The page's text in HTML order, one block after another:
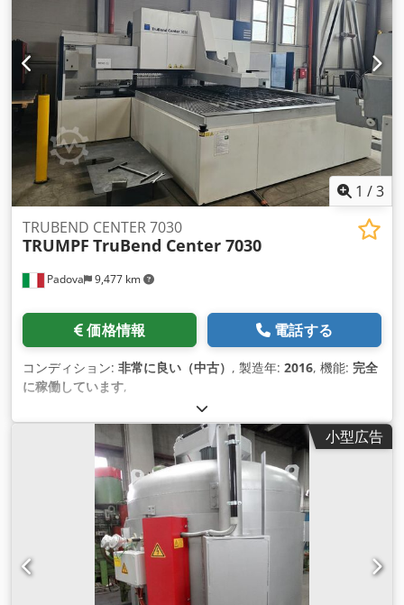
1 /3
Padova 9,477 km
TRUBEND CENTER 7030
TRUMPF TruBend Center 7030
価格情報 電話する
コンディション: 非常に良い（中古） , 製造年: 2016, 機能: 完全
に稼働しています,
小型広告